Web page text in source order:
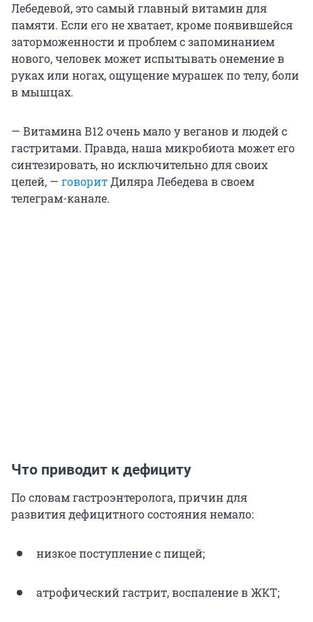
Лебедевой, это самый главный витамин для
памяти. Если его не хватает, кроме появившейся
заторможенности и проблем с запоминанием
нового, человек может испытывать онемение в
руках или ногах, ощущение мурашек по телу, боли
в мышцах.
— Витамина В12 очень мало у веганов и людей с
гастритами. Правда, наша микробиота может его
синтезировать, но исключительно для своих
целей, — говоритДиляра Лебедева в своем
телеграм-канале.
Что приводит к дефициту
По словам гастроэнтеролога, причин для
развития дефицитного состояния немало:
низкое поступление с пищей;
атрофический гастрит, воспаление в ЖКТ;